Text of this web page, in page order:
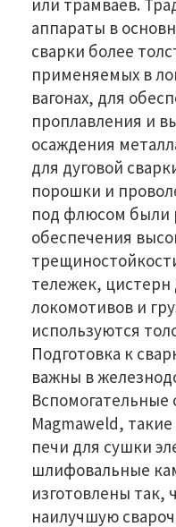
или трамваев.
аппараты в
сварки более
применяемых в
вагонах, для
проплавления и
осаждения
для дуговой
порошки и
под флюсом были
обеспечения
тележек,
локомотивов и
используются
Подготовка к
важны в
Magmaweld,
печи для сушки
шлифовальные
изготовлены так,
наилучшую